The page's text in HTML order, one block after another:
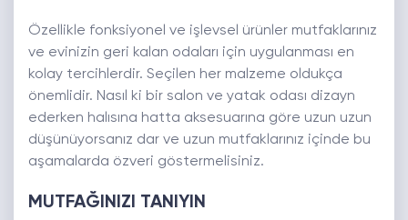
Özellikle fonksiyonel ve işlevsel ürünler mutfaklarınız
ve evinizin geri kalan odaları için uygulanması en
kolay tercihlerdir. Seçilen her malzeme oldukça
önemlidir. Nasıl ki bir salon ve yatak odası dizayn
ederken halısına hatta aksesuarına göre uzun uzun
düşünüyorsanız dar ve uzun mutfaklarınız içinde bu
aşamalarda özveri göstermelisiniz.
MUTFAĞINIZI TANIYIN